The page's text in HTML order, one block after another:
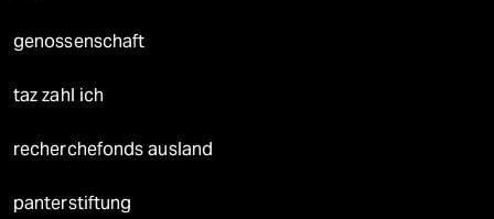
genossenschaft
taz zahl ich
recherchefonds ausland
panterstiftung